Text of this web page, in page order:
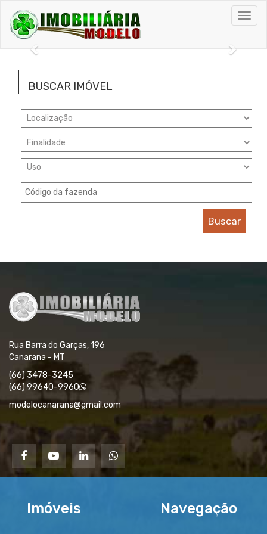
Anterior
BUSCAR IMÓVEL
Rua Barra do Garças, 196
Canarana - MT
(66) 3478-3245
(66) 99640-9960
modelocanarana@gmail.com
Imóveis Navegação